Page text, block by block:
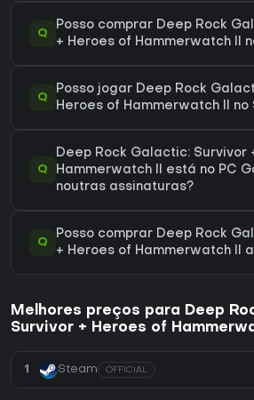
Q
Posso comprar Deep Rock
+ Heroes of Hammerwatch II
Q
Posso jogar Deep Rock
Heroes of Hammerwatch II no
Q
Deep Rock Galactic: Survivor
Hammerwatch II está no PC
noutras assinaturas?
Q
Posso comprar Deep Rock
+ Heroes of Hammerwatch II
Melhores preços para Deep
Survivor + Heroes of
1 Steam OFFICIAL